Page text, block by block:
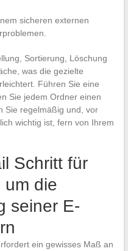
sicheren externen
Sortierung, Löschung
was die gezielte
Führen Sie eine
Sie jedem Ordner einen
Sie regelmäßig und, vor
wichtig ist, fern von Ihrem
Schritt für
um die
seiner E-
ein gewisses Maß an